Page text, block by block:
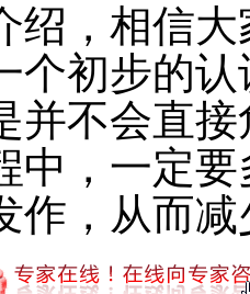
绍，相信
个初步的
并不会直
中，一定
作，从而